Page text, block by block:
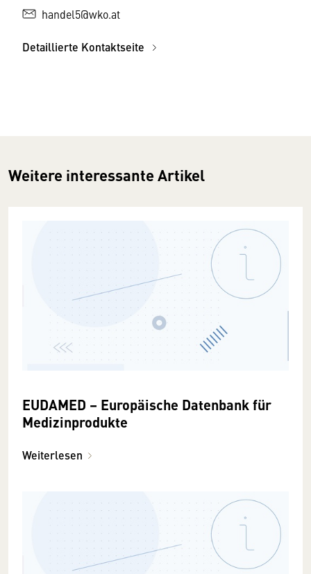
handel5@wko.at
Detaillierte Kontaktseite
Weitere interessante Artikel
EUDAMED – Europäische Datenbank für
Medizinprodukte
Weiterlesen